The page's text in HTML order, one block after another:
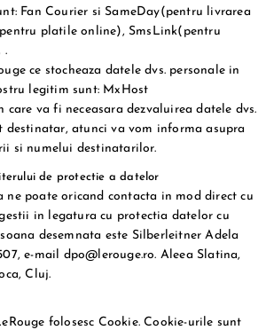
Fan Courier si SameDay(pentru livrarea
platile online), SmsLink(pentru
.
ce stocheaza datele dvs. personale in
legitim sunt: MxHost
va fi neceasara dezvaluirea datele dvs.
destinatar, atunci va vom informa asupra
si numelui destinatarilor.
de protectie a datelor
ne poate oricand contacta in mod direct cu
in legatura cu protectia datelor cu
desemnata este Silberleitner Adela
e-mail dpo@lerouge.ro. Aleea Slatina,
Cluj.
folosesc Cookie. Cookie-urile sunt